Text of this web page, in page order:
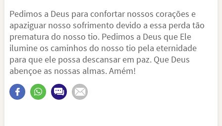
Pedimos a Deus para confortar nossos corações e
apaziguar nosso sofrimento devido a essa perda tão
prematura do nosso tio. Pedimos a Deus que Ele
ilumine os caminhos do nosso tio pela eternidade
para que ele possa descansar em paz. Que Deus
abençoe as nossas almas. Amém!